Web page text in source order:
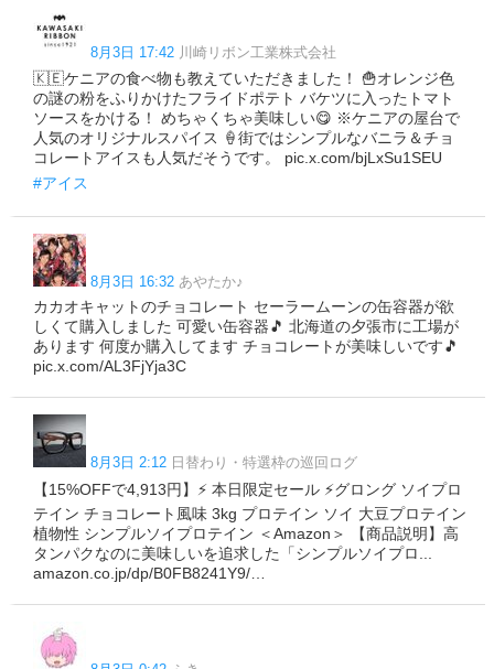
8月3日 17:42 川崎リボン工業株式会社
🇰🇪ケニアの食べ物も教えていただきました！ 🍟オレンジ色
の謎の粉をふりかけたフライドポテト バケツに入ったトマト
ソースをかける！ めちゃくちゃ美味しい😋 ※ケニアの屋台で
人気のオリジナルスパイス 🍦街ではシンプルなバニラ＆チョ
コレートアイスも人気だそうです。 pic.x.com/bjLxSu1SEU
#アイス
8月3日 16:32 あやたか♪
カカオキャットのチョコレート セーラームーンの缶容器が欲
しくて購入しました 可愛い缶容器🎵 北海道の夕張市に工場が
あります 何度か購入してます チョコレートが美味しいです🎵
pic.x.com/AL3FjYja3C
8月3日 2:12 日替わり・特選枠の巡回ログ
【15%OFFで4,913円】⚡ 本日限定セール ⚡グロング ソイプロ
テイン チョコレート風味 3kg プロテイン ソイ 大豆プロテイン
植物性 シンプルソイプロテイン ＜Amazon＞ 【商品説明】高
タンパクなのに美味しいを追求した「シンプルソイプロ...
amazon.co.jp/dp/B0FB8241Y9/…